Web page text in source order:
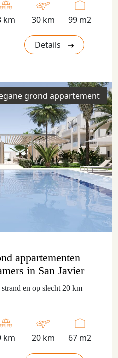
km 30 km 99 m2
Details
grond appartement
appartementen
in San Javier
en op slecht 20 km
km 20 km 67 m2